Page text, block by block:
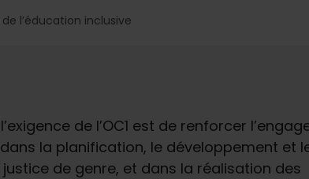
l’éducation inclusive
de l’OC1 est de renforcer
la planification, le développement et
de genre, et dans la réalisation des